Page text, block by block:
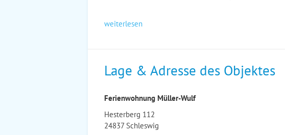
weiterlesen
Lage & Adresse des Objektes
Ferienwohnung Müller-Wulf
Hesterberg 112
24837 Schleswig